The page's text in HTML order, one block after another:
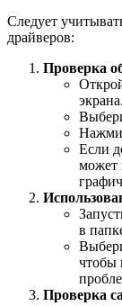
Следует
драйверов:
Проверка
экрана.
Если
может
в
чтобы
Проверка